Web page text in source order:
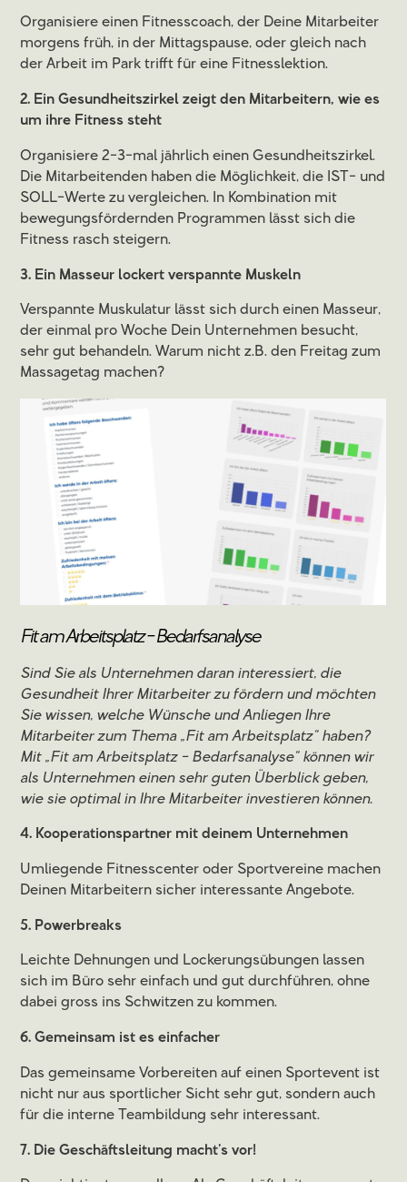
Organisiere einen Fitnesscoach, der Deine Mitarbeiter
morgens früh, in der Mittagspause, oder gleich nach
der Arbeit im Park trifft für eine Fitnesslektion.
2. Ein Gesundheitszirkel zeigt den Mitarbeitern, wie es
um ihre Fitness steht
Organisiere 2-3-mal jährlich einen Gesundheitszirkel.
Die Mitarbeitenden haben die Möglichkeit, die IST- und
SOLL-Werte zu vergleichen. In Kombination mit
bewegungsfördernden Programmen lässt sich die
Fitness rasch steigern.
3. Ein Masseur lockert verspannte Muskeln
Verspannte Muskulatur lässt sich durch einen Masseur,
der einmal pro Woche Dein Unternehmen besucht,
sehr gut behandeln. Warum nicht z.B. den Freitag zum
Massagetag machen?
Fit am Arbeitsplatz - Bedarfsanalyse
Sind Sie als Unternehmen daran interessiert, die
Gesundheit Ihrer Mitarbeiter zu fördern und möchten
Sie wissen, welche Wünsche und Anliegen Ihre
Mitarbeiter zum Thema „Fit am Arbeitsplatz“ haben?
Mit „Fit am Arbeitsplatz - Bedarfsanalyse“ können wir
als Unternehmen einen sehr guten Überblick geben,
wie sie optimal in Ihre Mitarbeiter investieren können.
4. Kooperationspartner mit deinem Unternehmen
Umliegende Fitnesscenter oder Sportvereine machen
Deinen Mitarbeitern sicher interessante Angebote.
5. Powerbreaks
Leichte Dehnungen und Lockerungsübungen lassen
sich im Büro sehr einfach und gut durchführen, ohne
dabei gross ins Schwitzen zu kommen.
6. Gemeinsam ist es einfacher
Das gemeinsame Vorbereiten auf einen Sportevent ist
nicht nur aus sportlicher Sicht sehr gut, sondern auch
für die interne Teambildung sehr interessant.
7. Die Geschäftsleitung macht’s vor!